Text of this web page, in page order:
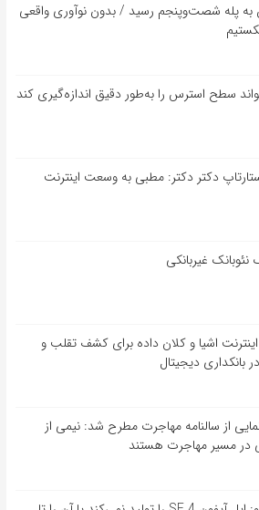
به پله شصت‌وپنجم رسید / بدون نوآوری واقعی
سطح استرس را به‌طور دقیق اندازه‌گیری کند
دکتر دکتر: مطبی به وسعت اینترنت
نئوبانک غیربانکی
اشیا و کلان‏ داده برای کشف تقلب و
بانکداری دیجیتال
از سالنامه مهاجرت مطرح شد: نیمی از
در مسیر مهاجرت هستند